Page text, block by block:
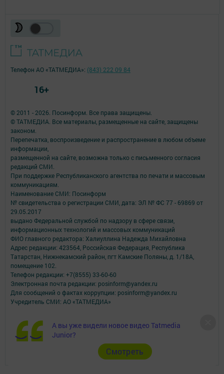
А вы уже видели новое видео Tatmedia
Junior?
Cмотреть
© 2011 - 2026. Посинформ. Все права защищены.
© ТАТМЕДИА. Все материалы, размещенные на сайте, защищены
законом.
Перепечатка, воспроизведение и распространение в любом объеме
информации,
размещенной на сайте, возможна только с письменного согласия
редакций СМИ.
При поддержке Республиканского агентства по печати и массовым
коммуникациям.
Наименование СМИ: Посинформ
№ свидетельства о регистрации СМИ, дата: ЭЛ № ФС 77 - 69869 от
29.05.2017
выдано Федеральной службой по надзору в сфере связи,
информационных технологий и массовых коммуникаций
ФИО главного редактора: Халиуллина Надежда Михайловна
Адрес редакции: 423564, Российская Федерация, Республика
Татарстан, Нижнекамский район, пгт Камские Поляны, д. 1/18А,
помещение 102.
Телефон редакции: +7(8555) 33-60-60
Электронная почта редакции: posinform@yandex.ru
Для сообщений о фактах коррупции: posinform@yandex.ru
Учредитель СМИ: АО «ТАТМЕДИА»
Антикоррупционная политика
АО «ТАТМЕДИА» использует «cookie»для персонализации сервисов и
удобства пользователей сайтом.
Использование «cookie» можно отменить в настройках браузера.
Политика конфиденциальности
Телефон АО «ТАТМЕДИА»: (843) 222 09 84
16+